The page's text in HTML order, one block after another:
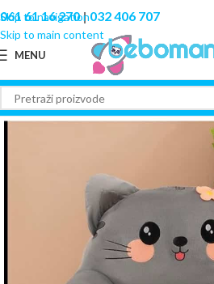
Skip to navigation
Skip to main content
061 61 16 270|032 406 707
MENU